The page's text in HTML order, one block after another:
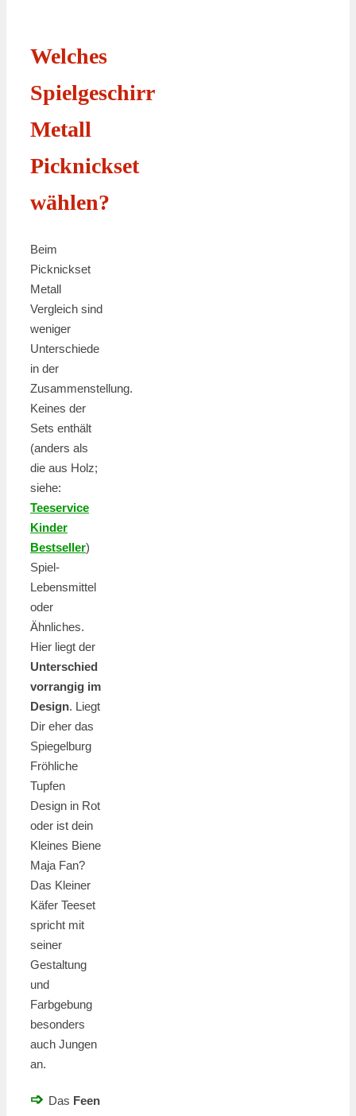
Welches
Spielgeschirr
Metall
Picknickset
wählen?
Beim
Picknickset
Metall
Vergleich sind
weniger
Unterschiede
in der
Zusammenstellung.
Keines der
Sets enthält
(anders als
die aus Holz;
siehe:
Teeservice
Kinder
Bestseller)
Spiel-
Lebensmittel
oder
Ähnliches.
Hier liegt der
Unterschied
vorrangig im
Design. Liegt
Dir eher das
Spiegelburg
Fröhliche
Tupfen
Design in Rot
oder ist dein
Kleines Biene
Maja Fan?
Das Kleiner
Käfer Teeset
spricht mit
seiner
Gestaltung
und
Farbgebung
besonders
auch Jungen
an.
➩ Das Feen